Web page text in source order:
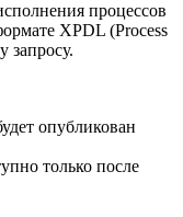
процессов
XPDL (Process
запросу.
опубликован
только после